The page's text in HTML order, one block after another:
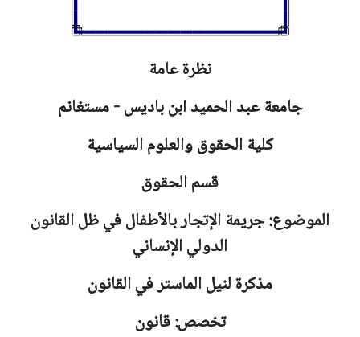
نظرة عامة
جامعة عبد الحميد ابن باديس - مستغانم
كلية الحقوق والعلوم السياسية
قسم الحقوق
الموضوع: جريمة الإتجار بالأطفال في ظل القانون
الدولي الإنساني
مذكرة لنيل الماستر في القانون
تخصص: قانون